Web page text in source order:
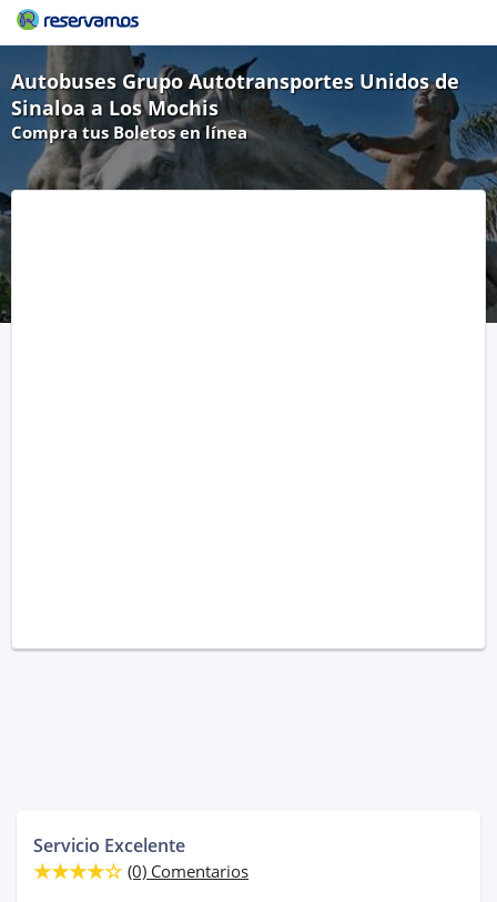
Autobuses Grupo Autotransportes Unidos de
Sinaloa a Los Mochis
Compra tus Boletos en línea
Servicio Excelente
(0) Comentarios